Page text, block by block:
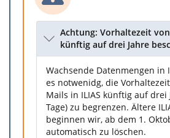
Achtung: Vorhaltezeit
künftig auf drei Jahre
Wachsende Datenmengen in
es notwenidg, die Vorhaltezeit
Mails in ILIAS künftig auf drei
Tage) zu begrenzen. Ältere
beginnen wir, ab dem 1.
automatisch zu löschen.